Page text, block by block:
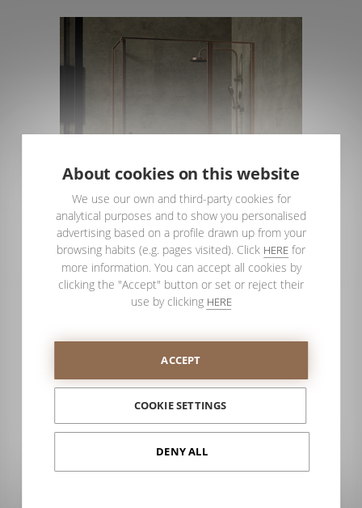
SUSCRÍBETE A NUESTRO BLOG
boletín de noticias e información comercial acerca
About cookies on this website
We use our own and third-party cookies for
analytical purposes and to show you personalised
advertising based on a profile drawn up from your
browsing habits (e.g. pages visited). Click HERE for
more information. You can accept all cookies by
clicking the "Accept" button or set or reject their
use by clicking HERE
ACCEPT
COOKIE SETTINGS
DENY ALL